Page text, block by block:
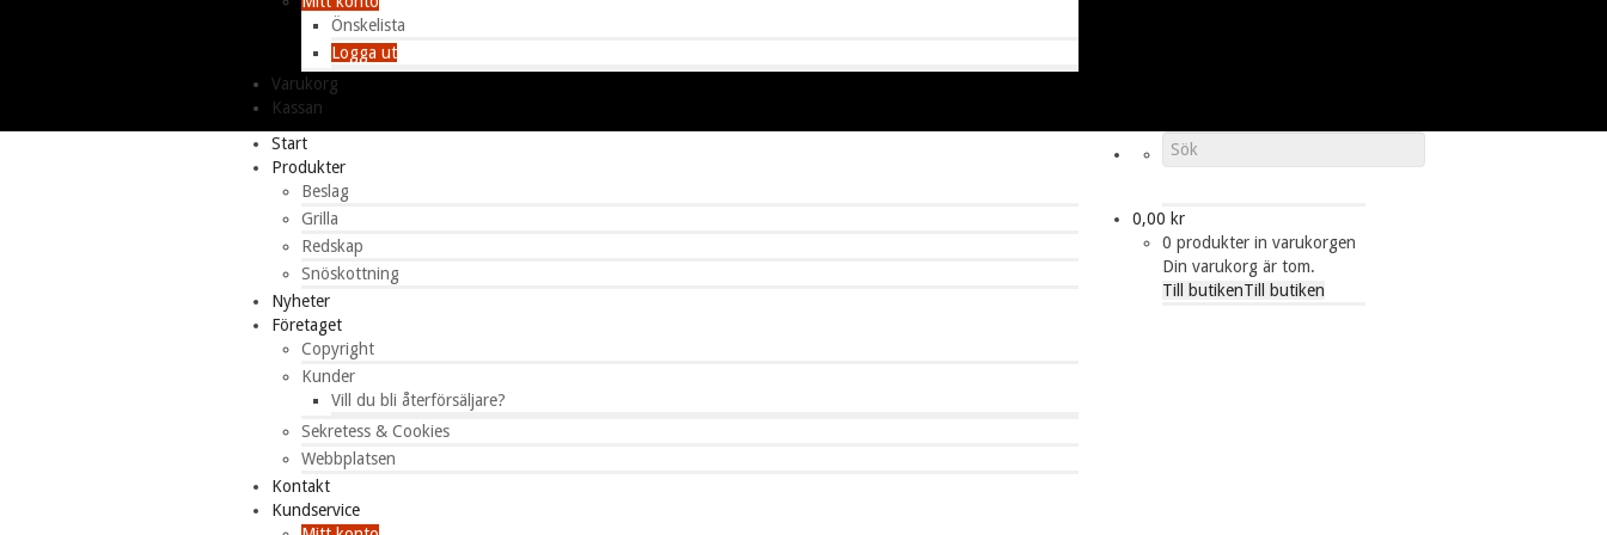
Önskelista
Logga ut
Varukorg
Kassan
Start
Produkter
Beslag
Grilla
Redskap
Snöskottning
Nyheter
Företaget
Copyright
Kunder
Vill du bli återförsäljare?
Sekretess & Cookies
Webbplatsen
Kontakt
Kundservice
0,00 kr
0 produkter in varukorgen
Din varukorg är tom.
Till butikenTill butiken